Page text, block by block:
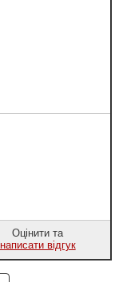
Оцінити та
написати відгук